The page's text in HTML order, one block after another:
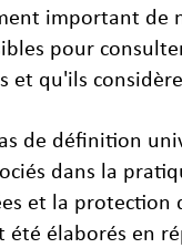
important de
pour
et qu'ils
de définition
dans la
et la protection
été élaborés en